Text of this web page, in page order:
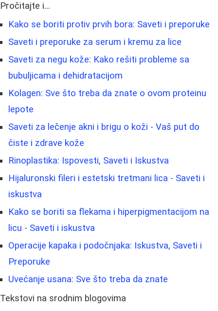
Pročitajte i...
Kako se boriti protiv prvih bora: Saveti i preporuke
Saveti i preporuke za serum i kremu za lice
Saveti za negu kože: Kako rešiti probleme sa
bubuljicama i dehidratacijom
Kolagen: Sve što treba da znate o ovom proteinu
lepote
Saveti za lečenje akni i brigu o koži - Vaš put do
čiste i zdrave kože
Rinoplastika: Ispovesti, Saveti i Iskustva
Hijaluronski fileri i estetski tretmani lica - Saveti i
iskustva
Kako se boriti sa flekama i hiperpigmentacijom na
licu - Saveti i iskustva
Operacije kapaka i podočnjaka: Iskustva, Saveti i
Preporuke
Uvećanje usana: Sve što treba da znate
Tekstovi na srodnim blogovima